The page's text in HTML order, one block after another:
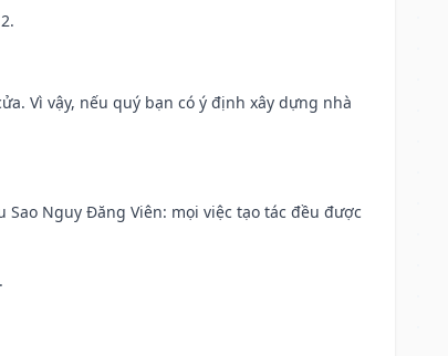
Vì vậy, nếu quý bạn có ý định xây dựng nhà
Sao Nguy Đăng Viên: mọi việc tạo tác đều được